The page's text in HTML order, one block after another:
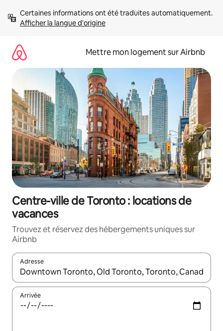
directement
Afficher la langue d'origine
Mettre mon logement sur Airbnb
Centre-ville de Toronto : locations de
vacances
Trouvez et réservez des hébergements uniques sur
Airbnb
Adresse
Lorsque les résultats s'affichent, utilisez les flèches vers le
Arrivée